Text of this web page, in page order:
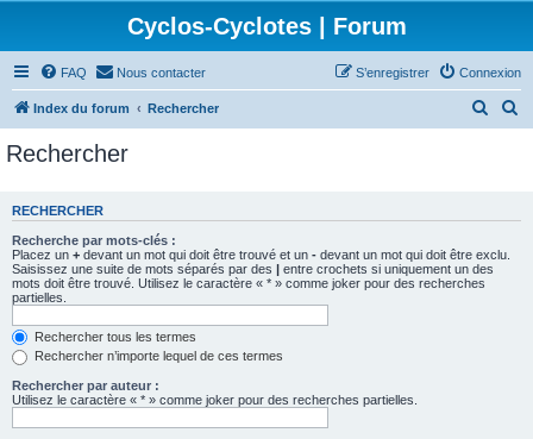
Cyclos-Cyclotes | Forum
FAQ Nous contacter Connexion
S’enregistrer
Index du forum Rechercher
e
e
r
c
Rechercher
RECHERCHER
Recherche par mots-clés :
Placez un + devant un mot qui doit être trouvé et un - devant un mot qui doit être exclu.
Saisissez une suite de mots séparés par des | entre crochets si uniquement un des
mots doit être trouvé. Utilisez le caractère « * » comme joker pour des recherches
partielles.
Rechercher tous les termes
Rechercher n’importe lequel de ces termes
Rechercher par auteur :
Utilisez le caractère « * » comme joker pour des recherches partielles.